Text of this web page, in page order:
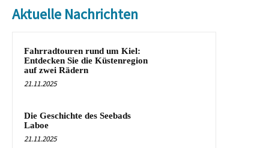
Aktuelle Nachrichten
Fahrradtouren rund um Kiel:
Entdecken Sie die Küstenregion
auf zwei Rädern
21.11.2025
Die Geschichte des Seebads
Laboe
21.11.2025